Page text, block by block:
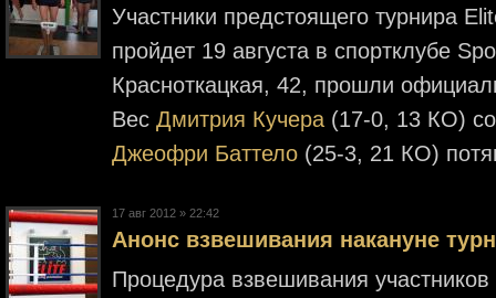
Участники предстоящего турнира
пройдет 19 августа в спортклубе
Красноткацкая, 42, прошли
Вес Дмитрия Кучера (17-0, 13 КО)
Джеофри Баттело (25-3, 21 КО)
17 авг 2012 » 22:42
Анонс взвешивания накануне
Процедура взвешивания